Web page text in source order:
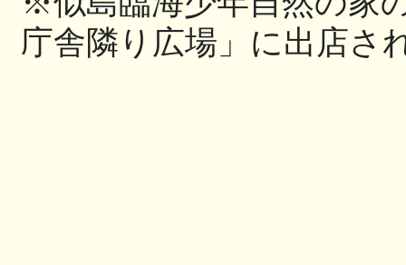
庁舎隣り広場」に出店さ